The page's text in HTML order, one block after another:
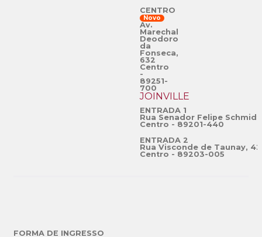
CENTRO
Novo
Av.
Marechal
Deodoro
da
Fonseca,
632
Centro
-
89251-
700
JOINVILLE
ENTRADA 1
Rua Senador Felipe
Centro - 89201-440
ENTRADA 2
Rua Visconde de Taunay,
Centro - 89203-005
FORMA DE INGRESSO